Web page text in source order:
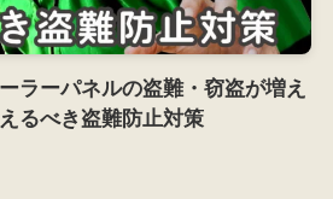
ラーパネルの盗難・窃盗が増え
るべき盗難防止対策